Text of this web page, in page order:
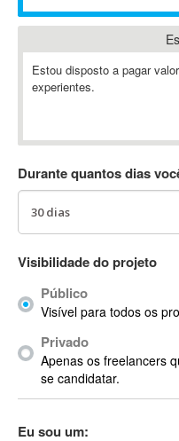
Abstract
Abstract Window Toolkit
AC Drives
ACDSee
ACPI
Acrobat X
Acronis
ACT
Actian
Actimize
ActionScript
Active Directory
Estou disposto a pagar
experientes.
Durante quantos dias
Visibilidade do projeto
Público
Visível para todos os
Privado
Apenas os freelancers
se candidatar.
Eu sou um: